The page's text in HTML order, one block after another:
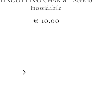
inossidabile
Prezzo
€ 10.00